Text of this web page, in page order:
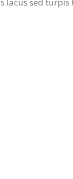
lacus sed